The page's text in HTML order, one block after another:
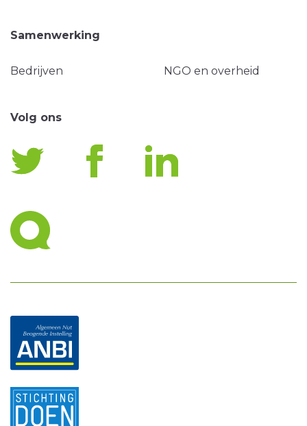
Samenwerking
Bedrijven NGO en overheid
Volg ons